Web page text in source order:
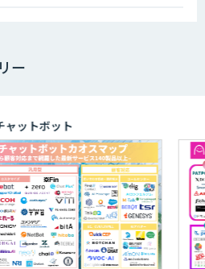
トルの法人向けAI研修
Works with KDDI
ー
トボット